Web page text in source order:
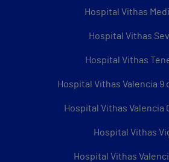
Hospital Vithas
Hospital Vithas
Hospital Vithas
Hospital Vithas Valencia 9
Hospital Vithas Valencia
Hospital Vithas
Hospital Vithas